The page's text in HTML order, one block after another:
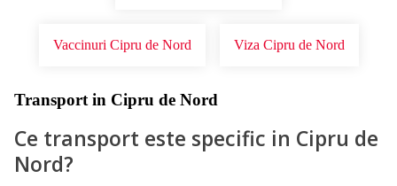
Vaccinuri Cipru de Nord Viza Cipru de Nord
Transport in Cipru de Nord
Ce transport este specific in Cipru de
Nord?